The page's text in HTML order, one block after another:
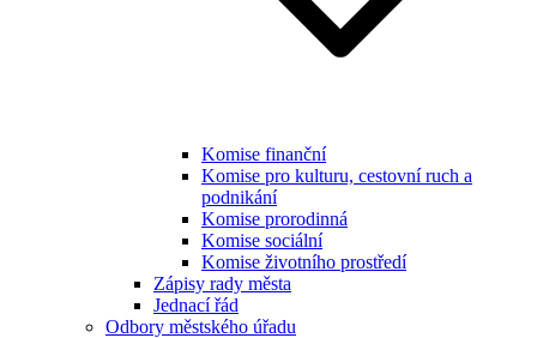
Komise finanční
Komise pro kulturu, cestovní ruch a
podnikání
Komise prorodinná
Komise sociální
Komise životního prostředí
Zápisy rady města
Jednací řád
Odbory městského úřadu